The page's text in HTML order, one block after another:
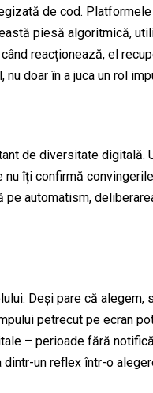
de cod.
piesă algoritmică,
reacționează, el
doar în a juca un rol
de diversitate digitală.
îți confirmă
automatism,
Deși pare că alegem,
petrecut pe ecran
– perioade fără
un reflex într-o